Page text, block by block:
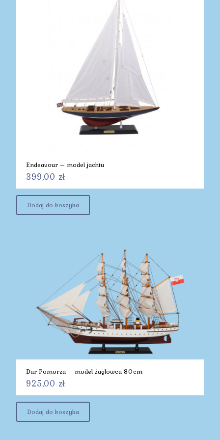
Endeavour – model jachtu
399,00 zł
Dodaj do koszyka
Dar Pomorza – model żaglowca 80cm
925,00 zł
Dodaj do koszyka